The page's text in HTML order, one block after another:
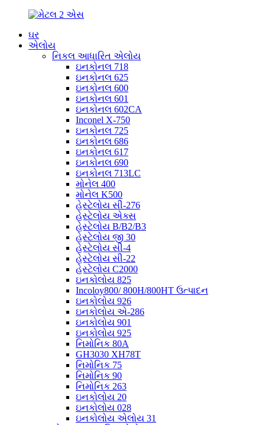
ઘર
એલોય
નિકલ આધારિત એલોય
ઇનકોનલ 718
ઇનકોનલ 625
ઇનકોનલ 600
ઇનકોનલ 601
ઇનકોનલ 602CA
Inconel X-750
ઇનકોનલ 725
ઇનકોનલ 686
ઇનકોનલ 617
ઇનકોનલ 690
ઇનકોનલ 713LC
મોનેલ 400
મોનેલ K500
હેસ્ટેલોય સી-276
હેસ્ટેલોય એક્સ
હેસ્ટેલોય B/B2/B3
હેસ્ટેલોય જી 30
હેસ્ટેલોય સી-4
હેસ્ટેલોય સી-22
હેસ્ટેલોય C2000
ઇનકોલોય 825
Incoloy800/ 800H/800HT ઉત્પાદન
ઇનકોલોય 926
ઇનકોલોય એ-286
ઇનકોલોય 901
ઇનકોલોય 925
નિમોનિક 80A
GH3030 XH78T
નિમોનિક 75
નિમોનિક 90
નિમોનિક 263
ઇનકોલોય 20
ઇનકોલોય 028
ઇનકોલોય એલોય 31